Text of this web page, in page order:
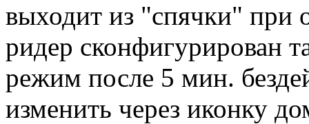
выходит из "спячки" при
ридер сконфигурирован
режим после 5 мин.
изменить через иконку